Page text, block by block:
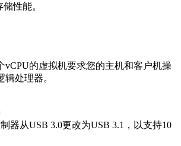
性能。
vCPU的虚拟机要求您的主机和客户机操
处理器。
器从USB 3.0更改为USB 3.1，以支持10